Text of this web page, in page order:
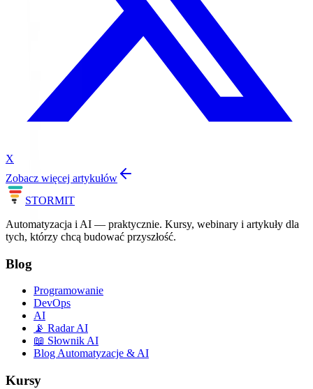
X
Zobacz więcej artykułów
STORMIT
Automatyzacja i AI — praktycznie. Kursy, webinary i artykuły dla
tych, którzy chcą budować przyszłość.
Blog
Programowanie
DevOps
AI
📡 Radar AI
📖 Słownik AI
Blog Automatyzacje & AI
Kursy